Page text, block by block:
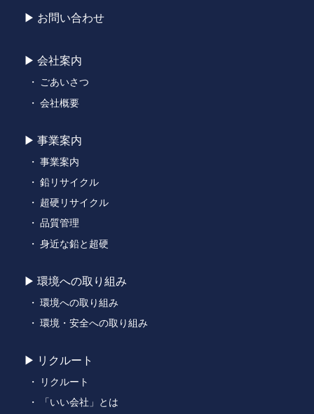
お問い合わせ
会社案内
ごあいさつ
会社概要
事業案内
事業案内
鉛リサイクル
超硬リサイクル
品質管理
身近な鉛と超硬
環境への取り組み
環境への取り組み
環境・安全への取り組み
リクルート
リクルート
「いい会社」とは